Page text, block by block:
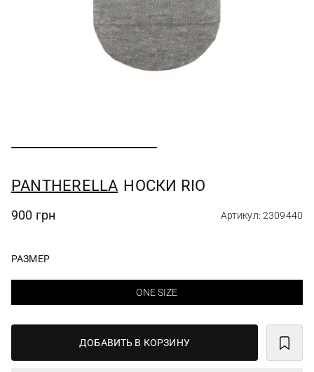
PANTHERELLA НОСКИ RIO
900 грн Артикул: 2309440
РАЗМЕР
ONE SIZE
ДОБАВИТЬ В КОРЗИНУ